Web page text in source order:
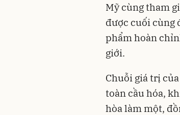
Mỹ cùng tham
được cuối cùng
phẩm hoàn
giới.
Chuỗi giá trị
toàn cầu hóa,
hòa làm một,